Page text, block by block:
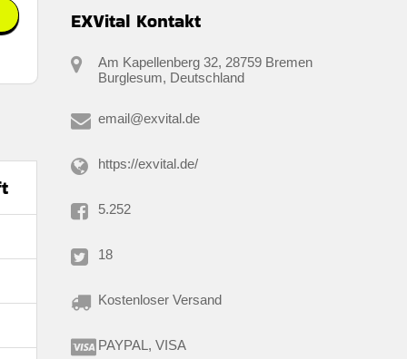
EXVital Kontakt
Am Kapellenberg 32, 28759 Bremen
Burglesum, Deutschland
email@exvital.de
https://exvital.de/
5.252
18
Kostenloser Versand
PAYPAL, VISA